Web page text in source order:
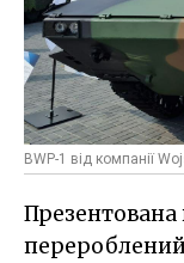
BWP-1 від компанії